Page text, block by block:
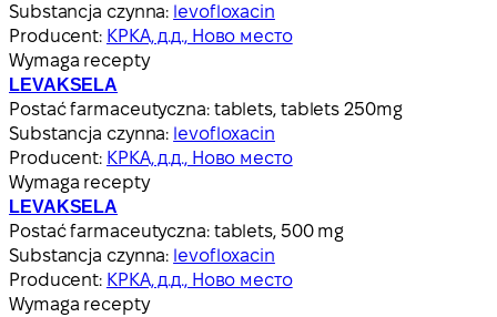
Substancja czynna: levofloxacin
Producent: КРКА, д.д., Ново место
Wymaga recepty
LEVAKSELA
Postać farmaceutyczna: tablets, tablets 250mg
Substancja czynna: levofloxacin
Producent: КРКА, д.д., Ново место
Wymaga recepty
LEVAKSELA
Postać farmaceutyczna: tablets, 500 mg
Substancja czynna: levofloxacin
Producent: КРКА, д.д., Ново место
Wymaga recepty